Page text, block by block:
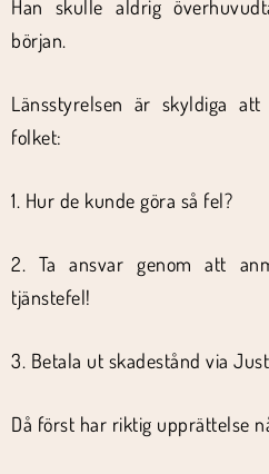
Han skulle aldrig
början.
Länsstyrelsen är skyldiga
folket:
1. Hur de kunde göra så fel?
2. Ta ansvar genom att
tjänstefel!
3. Betala ut skadestånd via
Då först har riktig upprättelse